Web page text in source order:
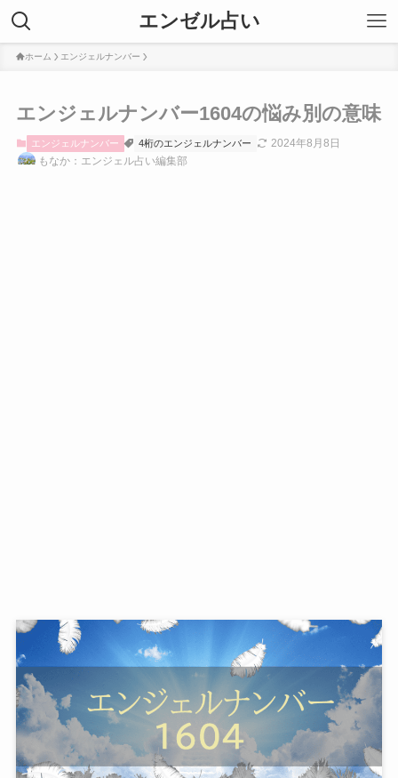
エンゼル占い
ホーム エンジェルナンバー
エンジェルナンバー1604の悩み別の意味
エンジェルナンバー 4桁のエンジェルナンバー
2024年8月8日
もなか：エンジェル占い編集部